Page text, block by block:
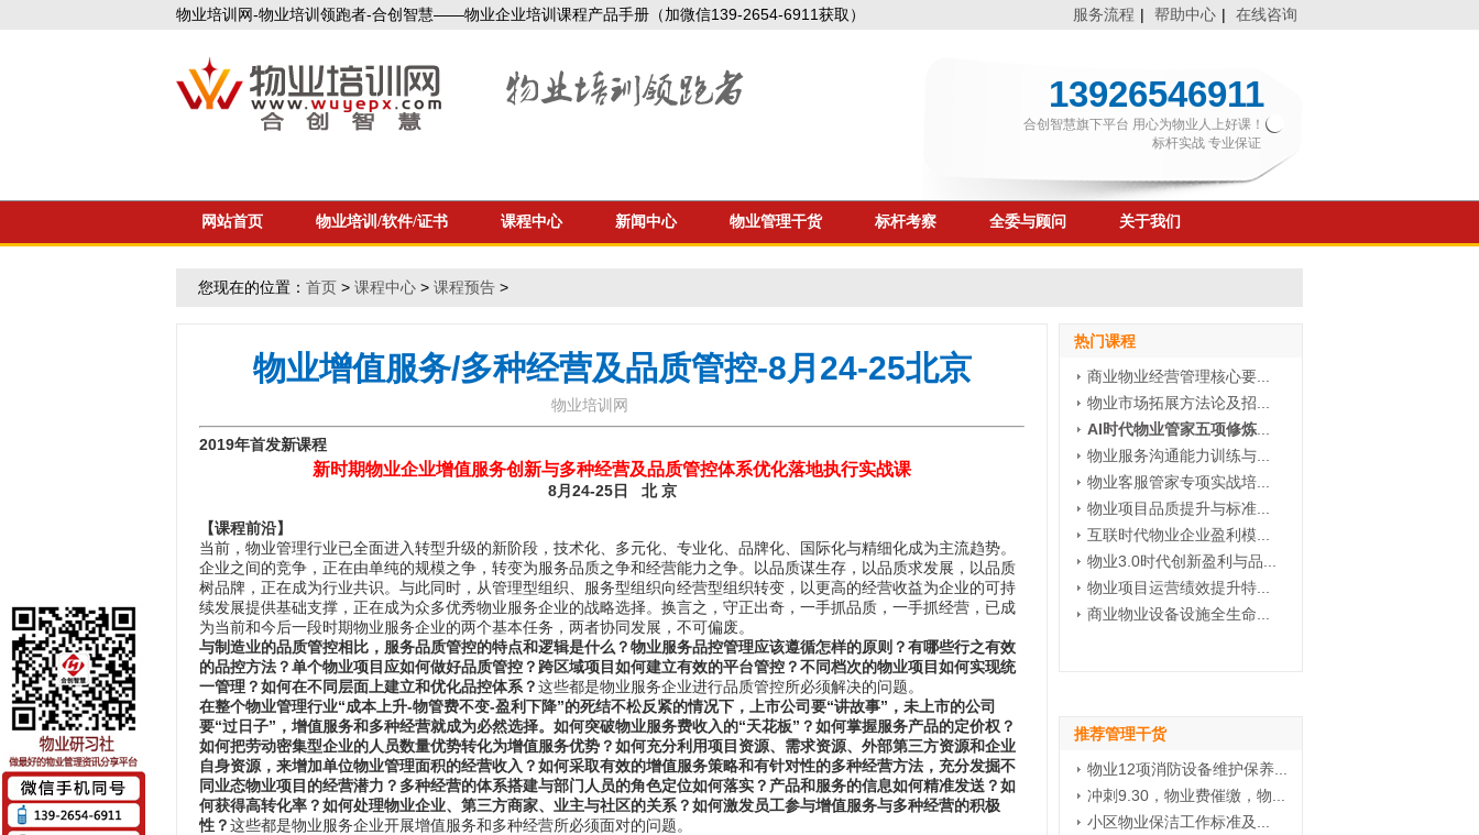
物业培训网-物业培训领跑者-合创智慧——物业企业培训课程产品手册（加微信139-2654-6911获取） 服务流程 | 帮助中心 | 在线咨询
13926546911
合创智慧旗下平台 用心为物业人上好课！
标杆实战 专业保证
网站首页 物业培训/软件/证书 课程中心 新闻中心 物业管理干货 标杆考察 全委与顾问 关于我们
您现在的位置： 首页 > 课程中心 > 课程预告 >
物业增值服务/多种经营及品质管控-8月24-25北京
物业培训网
2019年首发新课程
新时期物业企业增值服务创新与多种经营及品质管控体系优化落地执行实战课
8月24-25日 北 京
【课程前沿】
当前，物业管理行业已全面进入转型升级的新阶段，技术化、多元化、专业化、品牌化、国际化与精细化成为主流趋势。
企业之间的竞争，正在由单纯的规模之争，转变为服务品质之争和经营能力之争。以品质谋生存，以品质求发展，以品质
树品牌，正在成为行业共识。与此同时，从管理型组织、服务型组织向经营型组织转变，以更高的经营收益为企业的可持
续发展提供基础支撑，正在成为众多优秀物业服务企业的战略选择。换言之，守正出奇，一手抓品质，一手抓经营，已成
为当前和今后一段时期物业服务企业的两个基本任务，两者协同发展，不可偏废。
与制造业的品质管控相比，服务品质管控的特点和逻辑是什么？物业服务品控管理应该遵循怎样的原则？有哪些行之有效
的品控方法？单个物业项目应如何做好品质管控？跨区域项目如何建立有效的平台管控？不同档次的物业项目如何实现统
一管理？如何在不同层面上建立和优化品控体系？这些都是物业服务企业进行品质管控所必须解决的问题。
在整个物业管理行业“成本上升-物管费不变-盈利下降”的死结不松反紧的情况下，上市公司要“讲故事”，未上市的公司
要“过日子”，增值服务和多种经营就成为必然选择。如何突破物业服务费收入的“天花板”？如何掌握服务产品的定价权？
如何把劳动密集型企业的人员数量优势转化为增值服务优势？如何充分利用项目资源、需求资源、外部第三方资源和企业
自身资源，来增加单位物业管理面积的经营收入？如何采取有效的增值服务策略和有针对性的多种经营方法，充分发掘不
同业态物业项目的经营潜力？多种经营的体系搭建与部门人员的角色定位如何落实？产品和服务的信息如何精准发送？如
何获得高转化率？如何处理物业企业、第三方商家、业主与社区的关系？如何激发员工参与增值服务与多种经营的积极
性？这些都是物业服务企业开展增值服务和多种经营所必须面对的问题。
热门课程
商业物业经营管理核心要...
物业市场拓展方法论及招...
AI时代物业管家五项修炼
物业服务沟通能力训练与...
物业客服管家专项实战培...
物业项目品质提升与标准...
互联时代物业企业盈利模...
物业3.0时代创新盈利与品...
物业项目运营绩效提升特...
商业物业设备设施全生命...
推荐管理干货
物业12项消防设备维护保养...
冲刺9.30，物业费催缴，物...
小区物业保洁工作标准及...